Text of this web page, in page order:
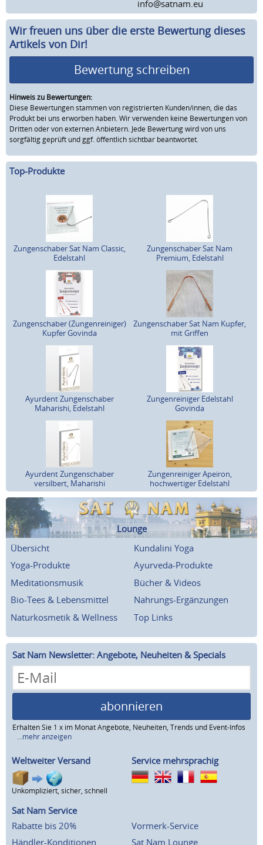
info@satnam.eu
Wir freuen uns über die erste Bewertung dieses
Artikels von Dir!
Bewertung schreiben
Hinweis zu Bewertungen:
Diese Bewertungen stammen von registrierten Kunden/innen, die das
Produkt bei uns erworben haben. Wir verwenden keine Bewertungen von
Dritten oder von externen Anbietern. Jede Bewertung wird von uns
sorgfältig geprüft und ggf. öffentlich sichtbar beantwortet.
Top-Produkte
Zungenschaber Sat Nam Classic,
Edelstahl
Zungenschaber Sat Nam
Premium, Edelstahl
Zungenschaber (Zungenreiniger)
Kupfer Govinda
Zungenschaber Sat Nam Kupfer,
mit Griffen
Ayurdent Zungenschaber
Maharishi, Edelstahl
Zungenreiniger Edelstahl
Govinda
Ayurdent Zungenschaber
versilbert, Maharishi
Zungenreiniger Apeiron,
hochwertiger Edelstahl
Lounge
Übersicht
Kundalini Yoga
Yoga-Produkte
Ayurveda-Produkte
Meditationsmusik
Bücher & Videos
Bio-Tees & Lebensmittel
Nahrungs-Ergänzungen
Naturkosmetik & Wellness
Top Links
Sat Nam Newsletter: Angebote, Neuheiten & Specials
abonnieren
Erhalten Sie 1 x im Monat Angebote, Neuheiten, Trends und Event-Infos
...mehr anzeigen
Weltweiter Versand
Unkompliziert, sicher, schnell
Service mehrsprachig
Sat Nam Service
Rabatte bis 20%
Händler-Konditionen
Vormerk-Service
Sat Nam Lounge